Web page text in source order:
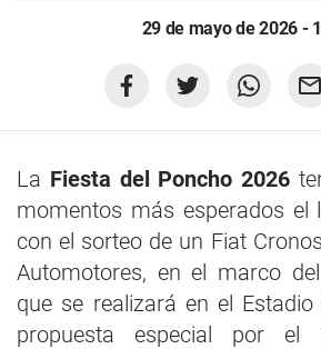
29 de mayo de 2026 -
La Fiesta del Poncho 2026
momentos más esperados el
con el sorteo de un Fiat
Automotores, en el marco
que se realizará en el Estadio
propuesta especial por el